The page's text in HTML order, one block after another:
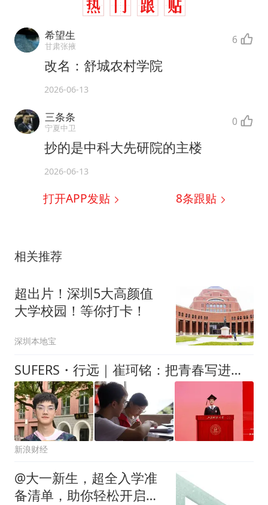
希望生
甘肃张掖 6
改名：舒城农村学院
2026-06-13
三条条
宁夏中卫 0
抄的是中科大先研院的主楼
2026-06-13
打开APP发贴 8条跟贴
相关推荐
超出片！深圳5大高颜值
大学校园！等你打卡！
深圳本地宝
SUFERS・行远｜崔珂铭：把青春写进时代答卷
新浪财经
@大一新生，超全入学准
备清单，助你轻松开启美